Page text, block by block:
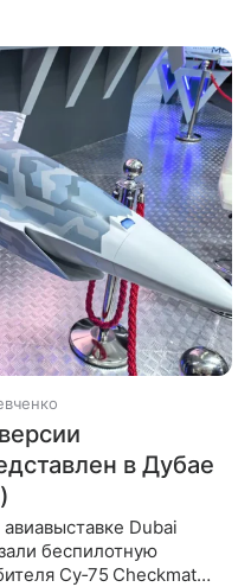
в Дубае
Dubai
беспилотную
Су‑75 Checkmate.